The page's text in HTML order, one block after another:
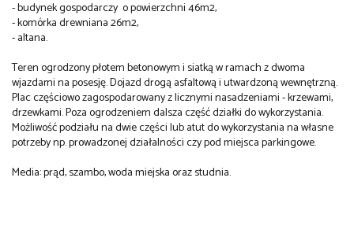
- budynek gospodarczy o powierzchni 46m2,
- komórka drewniana 26m2,
- altana.
Teren ogrodzony płotem betonowym i siatką w ramach z dwoma
wjazdami na posesję. Dojazd drogą asfaltową i utwardzoną wewnętrzną.
Plac częściowo zagospodarowany z licznymi nasadzeniami - krzewami,
drzewkami. Poza ogrodzeniem dalsza część działki do wykorzystania.
Możliwość podziału na dwie części lub atut do wykorzystania na własne
potrzeby np. prowadzonej działalności czy pod miejsca parkingowe.
Media: prąd, szambo, woda miejska oraz studnia.